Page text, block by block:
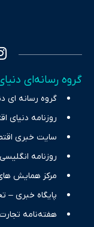
به اصول «انصاف،
تصویری شفاف از
چالش‌های فقر و بیکاری
نیازهای خبری مخاطبان
حرفه‌ای و روزآمد
گروه رسانه‌ای
گروه رسانه ای
روزنامه دنیای
سایت خبری
روزنامه انگلیسی Financial Tribune
مرکز همایش
پایگاه خبری –
هفته‌نامه